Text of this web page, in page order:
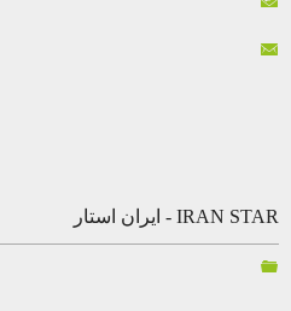
IRAN STAR - ایران استار